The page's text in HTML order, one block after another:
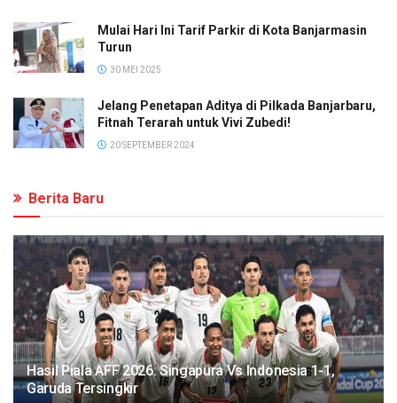
Mulai Hari Ini Tarif Parkir di Kota Banjarmasin
Turun
30 MEI 2025
Jelang Penetapan Aditya di Pilkada Banjarbaru,
Fitnah Terarah untuk Vivi Zubedi!
20 SEPTEMBER 2024
Berita Baru
Hasil Piala AFF 2026: Singapura Vs Indonesia 1-1,
Garuda Tersingkir